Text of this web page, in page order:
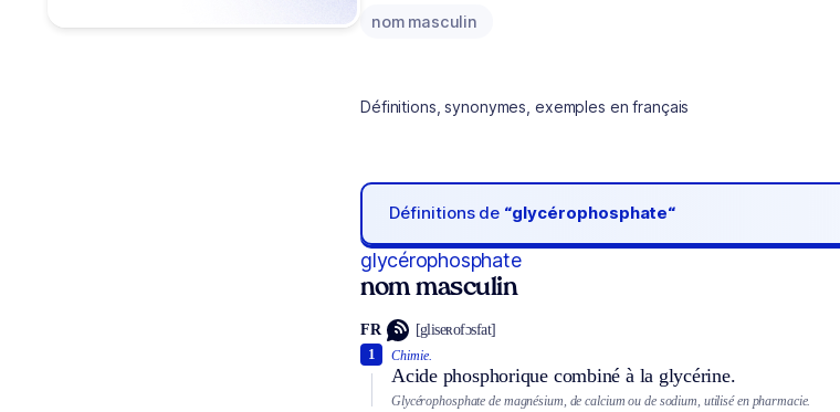
nom masculin
Définitions, synonymes, exemples en français
Définitions de “glycérophosphate“
glycérophosphate
nom masculin
FR [gliseʀofɔsfat]
Chimie.
Acide phosphorique combiné à la glycérine.
1
Glycérophosphate de magnésium, de calcium ou de sodium, utilisé en pharmacie.